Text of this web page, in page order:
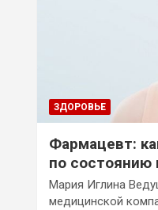
ЗДОРОВЬЕ
Фармацевт:
по состоянию
Мария Иглина
медицинской